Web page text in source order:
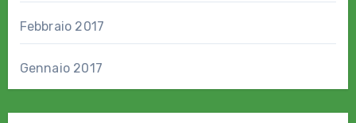
Febbraio 2017
Gennaio 2017